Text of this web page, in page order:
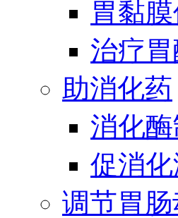
胃黏
治疗
助消化药
消化
促消
调节胃